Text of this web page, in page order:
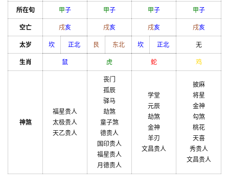
所在旬 甲子 甲子 甲子 甲子
空亡 戌亥 戌亥 戌亥 戌亥
太岁 坎 正北 艮 东北 坎 正北 无
生肖 鼠 虎 蛇 鸡
神煞
福星贵人
太极贵人
天乙贵人
丧门
孤辰
驿马
劫煞
童子煞
德贵人
国印贵人
福星贵人
月德贵人
学堂
元辰
劫煞
金神
羊刃
文昌贵人
披麻
将星
金神
勾煞
桃花
天喜
秀贵人
文昌贵人